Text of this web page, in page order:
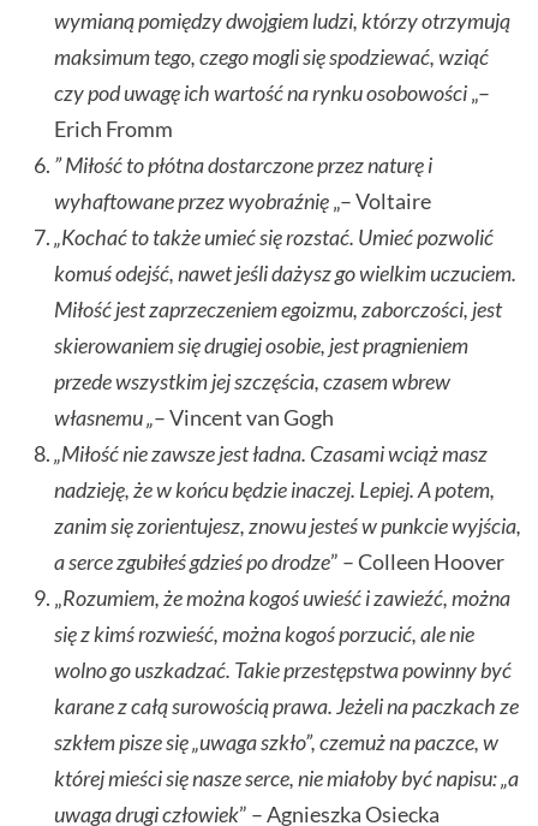
wymianą pomiędzy dwojgiem ludzi, którzy otrzymują
maksimum tego, czego mogli się spodziewać, wziąć
czy pod uwagę ich wartość na rynku osobowości„–
Erich Fromm
” Miłość to płótna dostarczone przez naturę i
wyhaftowane przez wyobraźnię„– Voltaire
„Kochać to także umieć się rozstać. Umieć pozwolić
komuś odejść, nawet jeśli dażysz go wielkim uczuciem.
Miłość jest zaprzeczeniem egoizmu, zaborczości, jest
skierowaniem się drugiej osobie, jest pragnieniem
przede wszystkim jej szczęścia, czasem wbrew
własnemu „– Vincent van Gogh
„Miłość nie zawsze jest ładna. Czasami wciąż masz
nadzieję, że w końcu będzie inaczej. Lepiej. A potem,
zanim się zorientujesz, znowu jesteś w punkcie wyjścia,
a serce zgubiłeś gdzieś po drodze” – Colleen Hoover
„Rozumiem, że można kogoś uwieść i zawieźć, można
się z kimś rozwieść, można kogoś porzucić, ale nie
wolno go uszkadzać. Takie przestępstwa powinny być
karane z całą surowością prawa. Jeżeli na paczkach ze
szkłem pisze się „uwaga szkło”, czemuż na paczce, w
której mieści się nasze serce, nie miałoby być napisu: „a
uwaga drugi człowiek” – Agnieszka Osiecka